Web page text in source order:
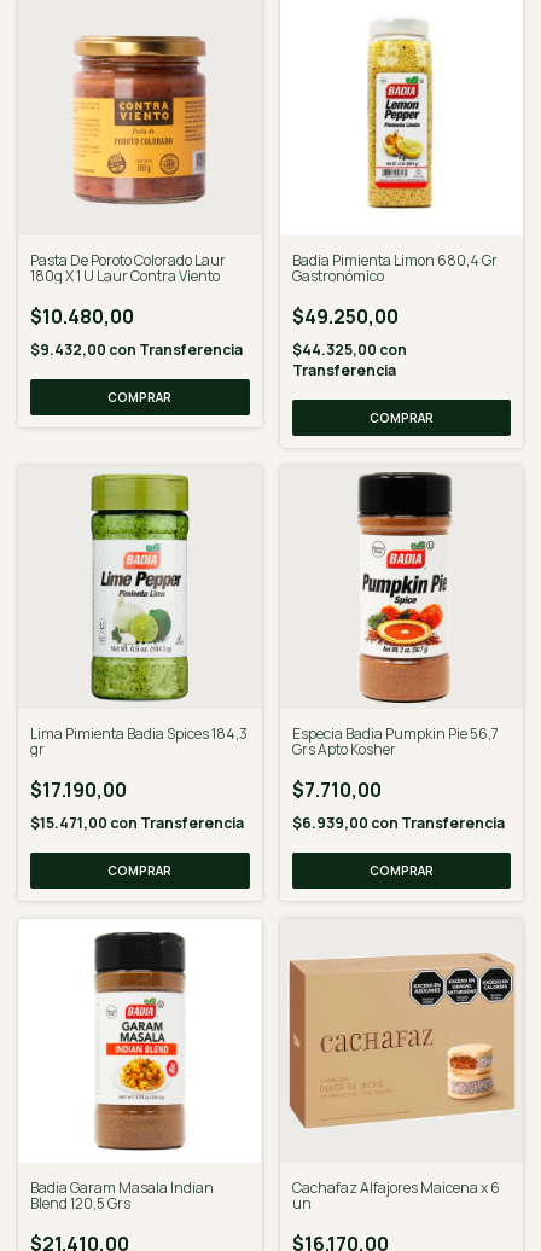
Pasta De Poroto Colorado Laur
180g X 1 U Laur Contra Viento
$10.480,00
$9.432,00 con Transferencia
Badia Pimienta Limon 680,4 Gr
Gastronómico
$49.250,00
$44.325,00 con
Transferencia
Lima Pimienta Badia Spices 184,3
gr
$17.190,00
$15.471,00 con Transferencia
Especia Badia Pumpkin Pie 56,7
Grs Apto Kosher
$7.710,00
$6.939,00 con Transferencia
Badia Garam Masala Indian
Blend 120,5 Grs
$21.410,00
Cachafaz Alfajores Maicena x 6
un
$16.170,00